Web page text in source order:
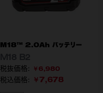
M18™ 2.0Ah バッテリー
￥6,980
税込価格: ￥7,678